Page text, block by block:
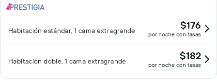
Habitación estándar, 1 cama extragrande $176
por noche con tasas
Habitación doble, 1 cama extragrande $182
por noche con tasas